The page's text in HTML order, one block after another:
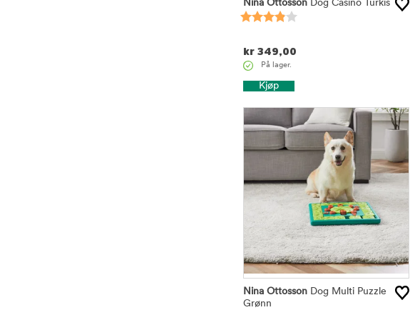
Nina Ottosson Dog Casino Turkis
kr 349,00
På lager.
Kjøp
Nina Ottosson Dog Multi Puzzle
Grønn